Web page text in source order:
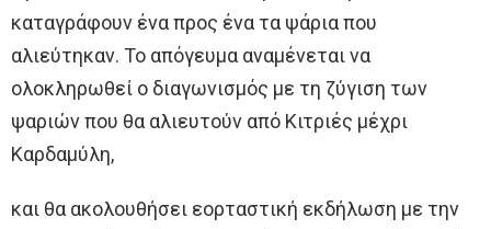
καταγράφουν ένα προς ένα τα ψάρια που
αλιεύτηκαν. Το απόγευμα αναμένεται να
ολοκληρωθεί ο διαγωνισμός με τη ζύγιση των
ψαριών που θα αλιευτούν από Κιτριές μέχρι
Καρδαμύλη,
και θα ακολουθήσει εορταστική εκδήλωση με την